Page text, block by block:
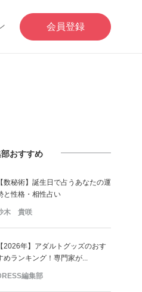
会員登録
おすすめ
【数秘術】誕生日で占うあなたの運
と性格・相性占い
木 貴咲
【2026年】アダルトグッズのおす
めランキング！専門家が...
編集部